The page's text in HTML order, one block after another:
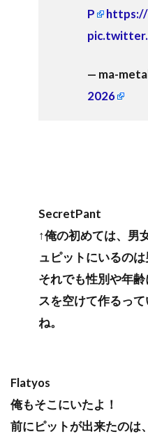
P
— ma-
2026
SecretPant
↑俺の初めては、男
ュピットにいるのは
それでも性別や年
スを空けて作るっ
ね。
Flatyos
俺もそこにいたよ！
前にピットが出来たのは